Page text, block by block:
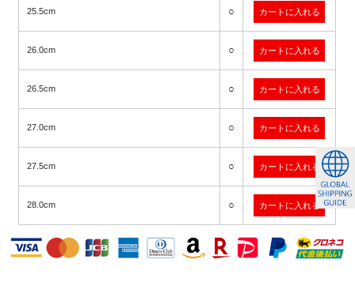
25.5cm ○
26.0cm ○
26.5cm ○
27.0cm ○
27.5cm ○
28.0cm ○